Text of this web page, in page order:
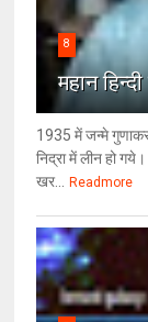
8
महान
1935 में जन्मे
निद्रा में लीन हो
खर... Readmore